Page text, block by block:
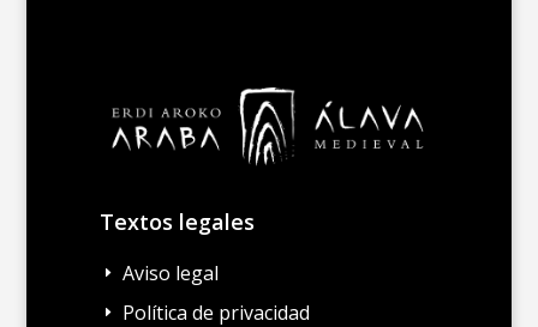
Textos legales
E Aviso legal
E Política de privacidad